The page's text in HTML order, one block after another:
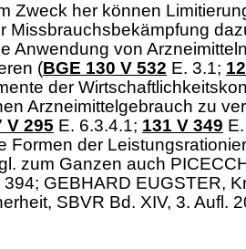
Zweck her können
Missbrauchsbekämpfung
Anwendung von
(BGE 130 V 532 E. 3.1;
der
Arzneimittelgebrauch zu
V 295 E. 6.3.4.1; 131 V 349
Formen der
zum Ganzen auch
GEBHARD EUGSTER,
SBVR Bd. XIV, 3. Aufl.